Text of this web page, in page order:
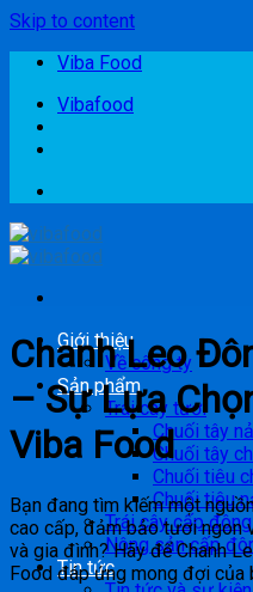
Skip to content
Viba Food
Vibafood
Giới thiệu
Về công ty
Sản phẩm
Trái cây tươi
Chuối tây
Chuối tây
Chuối tiêu
Chuối tiêu
Trái cây cấp đông
Nông sản cấp
Tin tức
Chanh Leo
– Sự Lựa
Viba Food
Bạn đang tìm kiếm một
cao cấp, đảm bảo tươi ngon
và gia đình? Hãy để Chanh
Food đáp ứng mong đợi của